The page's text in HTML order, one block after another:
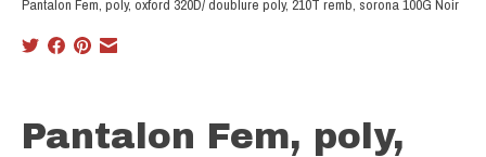
Pantalon Fem, poly, oxford 320D/ doublure poly, 210T remb, sorona 100G Noir
Pantalon Fem, poly,